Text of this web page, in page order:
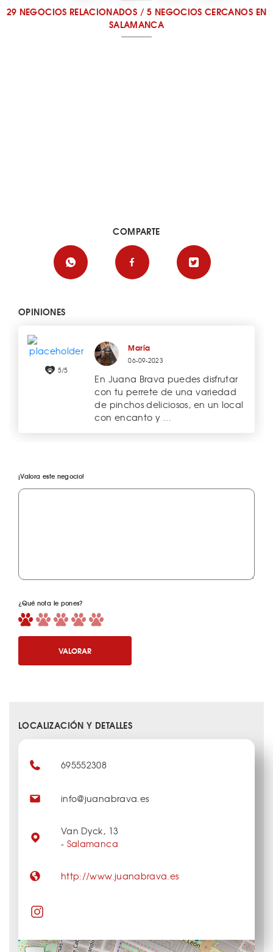
29 NEGOCIOS RELACIONADOS /5 NEGOCIOS CERCANOS EN
SALAMANCA
OPINIONES
5/5
María
06-09-2023
En Juana Brava puedes disfrutar
con tu perrete de una variedad
de pinchos deliciosos, en un local
con encanto y …
¡Valora este negocio!
¿Qué nota le pones?
VALORAR
COMPARTE
LOCALIZACIÓN Y DETALLES
695552308
info@juanabrava.es
Van Dyck, 13
- Salamanca
http://www.juanabrava.es